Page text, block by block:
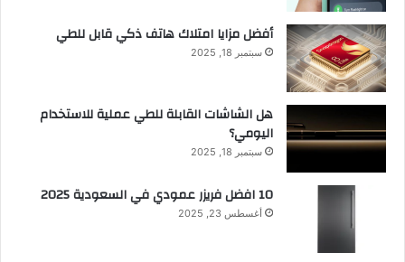
أفضل مزايا امتلاك هاتف ذكي قابل للطي
سبتمبر 18, 2025
هل الشاشات القابلة للطي عملية للاستخدام
اليومي؟
سبتمبر 18, 2025
10 افضل فريزر عمودي​ في السعودية​ 2025
أغسطس 23, 2025